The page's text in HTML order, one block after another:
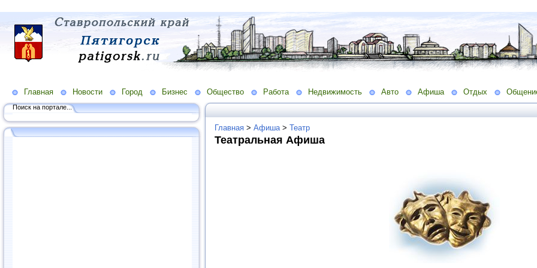
Главная Новости Город Бизнес Общество Работа Недвижимость Авто Афиша Отдых
Поиск на портале...
Главная > Афиша > Театр
Театральная Афиша